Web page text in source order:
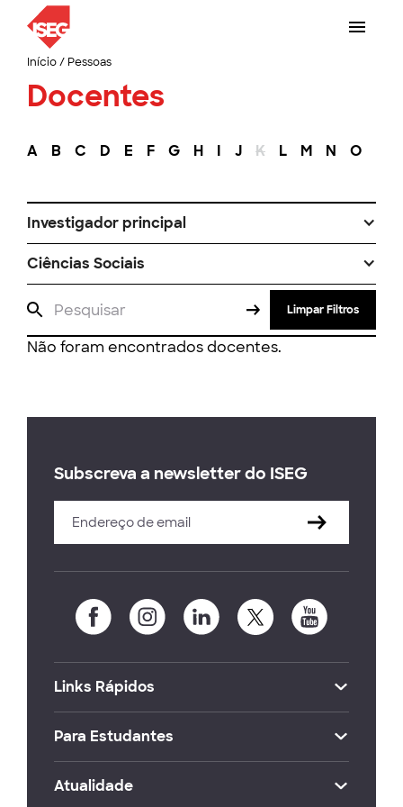
Início/ Pessoas
Docentes
A B C D E F G H I J K L M N O
Investigador principal
Ciências Sociais
Limpar Filtros
Não foram encontrados docentes.
Subscreva a newsletter do ISEG
Links Rápidos
Para Estudantes
Atualidade